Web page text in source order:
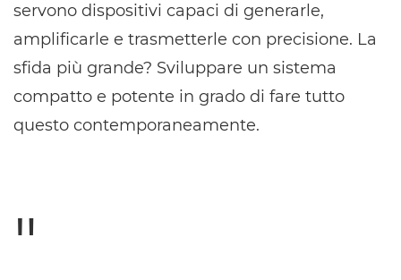
servono dispositivi capaci di generarle,
amplificarle e trasmetterle con precisione. La
sfida più grande? Sviluppare un sistema
compatto e potente in grado di fare tutto
questo contemporaneamente.